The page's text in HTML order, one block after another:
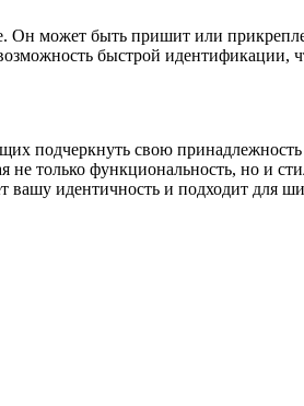
Он может быть пришит или
быстрой
подчеркнуть свою
не только функциональность, но и
идентичность и подходит для